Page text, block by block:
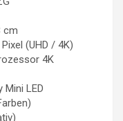
cm
(UHD / 4K)
4K
Mini LED